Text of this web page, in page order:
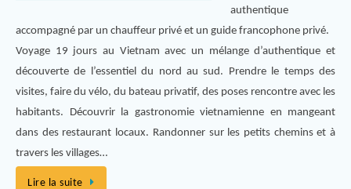
authentique
accompagné par un chauffeur privé et un guide francophone privé.
Voyage 19 jours au Vietnam avec un mélange d’authentique et
découverte de l’essentiel du nord au sud. Prendre le temps des
visites, faire du vélo, du bateau privatif, des poses rencontre avec les
habitants. Découvrir la gastronomie vietnamienne en mangeant
dans des restaurant locaux. Randonner sur les petits chemins et à
travers les villages…
Lire la suite